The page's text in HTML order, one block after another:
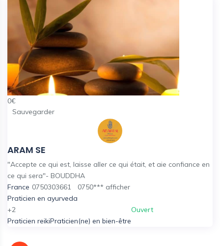
0€
Sauvegarder
ARAM SE
"Accepte ce qui est, laisse aller ce qui était, et aie confiance en
ce qui sera"- BOUDDHA
France 0750303661 0750*** afficher
Praticien en ayurveda
+2
Praticien reikiPraticien(ne) en bien-être
Ouvert